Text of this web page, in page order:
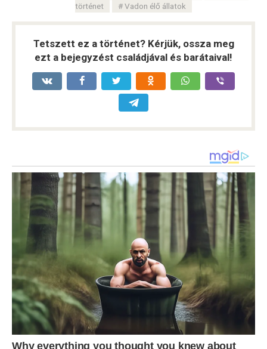
történet
Vadon élő állatok
Tetszett ez a történet? Kérjük, ossza meg
ezt a bejegyzést családjával és barátaival!